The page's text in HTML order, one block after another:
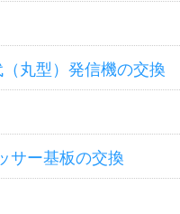
丸型）発信機の交換
サー基板の交換